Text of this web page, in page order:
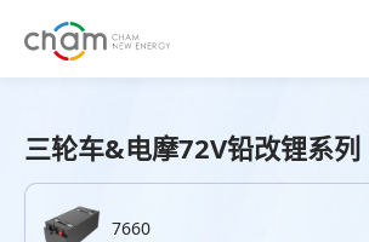
三轮车&电摩72V铅改锂系列
7660